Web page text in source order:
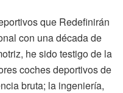
que Redefinirán
con una década de
he sido testigo de la
coches deportivos de
bruta; la ingeniería,